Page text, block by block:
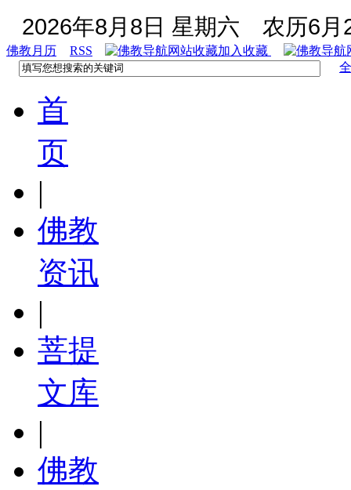
2026年8月8日 星期六 农历6月
佛教月历 RSS
加入收藏
首
页
|
佛教
资讯
|
菩提
文库
|
佛教